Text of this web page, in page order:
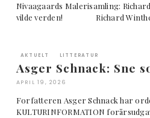
Nivaagaards Malerisamling:
vilde verden! Richard
AKTUELT LITTERATUR
Asger Schnack: Sne
APRIL 19, 2026
Forfatteren Asger Schnack
KULTURINFORMATION